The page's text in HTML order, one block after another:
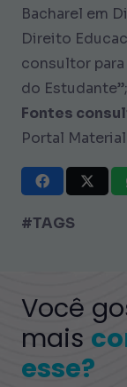
Bacharel em
Direito
consultor
do
Fontes
Portal
#TAGS
Você
mais
esse?